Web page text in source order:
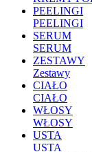
PEELINGI
PEELINGI
SERUM
SERUM
ZESTAWY
Zestawy
CIAŁO
CIAŁO
WŁOSY
WŁOSY
USTA
USTA